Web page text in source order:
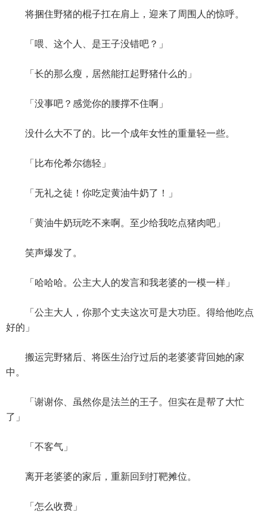
将捆住野猪的棍子扛在肩上，迎来了周围人的惊呼。
「喂、这个人、是王子没错吧？」
「长的那么瘦，居然能扛起野猪什么的」
「没事吧？感觉你的腰撑不住啊」
没什么大不了的。比一个成年女性的重量轻一些。
「比布伦希尔德轻」
「无礼之徒！你吃定黄油牛奶了！」
「黄油牛奶玩吃不来啊。至少给我吃点猪肉吧」
笑声爆发了。
「哈哈哈。公主大人的发言和我老婆的一模一样」
「公主大人，你那个丈夫这次可是大功臣。得给他吃点
好的」
搬运完野猪后、将医生治疗过后的老婆婆背回她的家
中。
「谢谢你、虽然你是法兰的王子。但实在是帮了大忙
了」
「不客气」
离开老婆婆的家后，重新回到打靶摊位。
「怎么收费」